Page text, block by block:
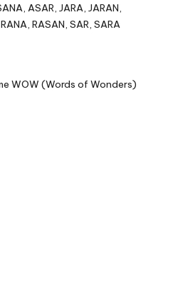
ASAR, JARA, JARAN,
RASAN, SAR, SARA
WOW (Words of Wonders)